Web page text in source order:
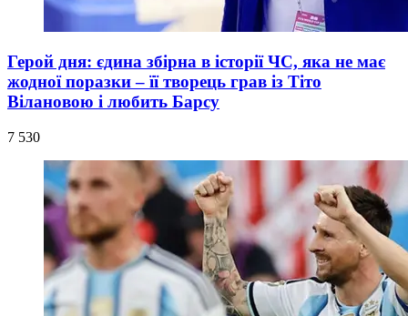
Герой дня: єдина збірна в історії ЧС, яка не має
жодної поразки – її творець грав із Тіто
Вілановою і любить Барсу
7 530